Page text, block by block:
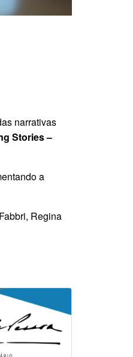
narrativas
Stories –
a
Regina